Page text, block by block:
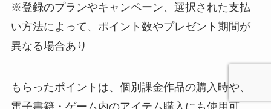
※登録のプランやキャンペーン、選択された支払
い方法によって、ポイント数やプレゼント期間が
異なる場合あり
もらったポイントは、個別課金作品の購入時や、
電子書籍・ゲーム内のアイテム購入にも使用可